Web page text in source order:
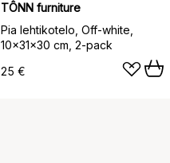
TÔNN furniture
Pia lehtikotelо, Off-white,
10×31×30 cm, 2-pack
25 €